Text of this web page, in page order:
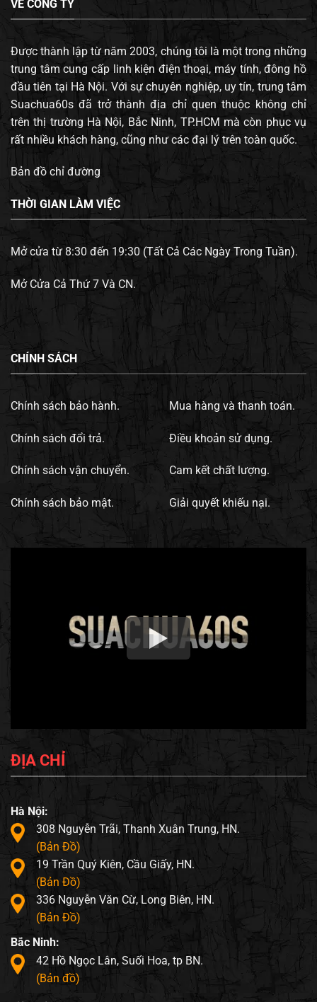
VỀ CÔNG TY
Được thành lập từ năm 2003, chúng tôi là một trong những
trung tâm cung cấp linh kiện điện thoại, máy tính, đông hồ
đầu tiên tại Hà Nội. Với sự chuyên nghiệp, uy tín, trung tâm
Suachua60s đã trở thành địa chỉ quen thuộc không chỉ
trên thị trường Hà Nội, Bắc Ninh, TP.HCM mà còn phục vụ
rất nhiều khách hàng, cũng như các đại lý trên toàn quốc.
Bản đồ chỉ đường
THỜI GIAN LÀM VIỆC
Mở cửa từ 8:30 đến 19:30 (Tất Cả Các Ngày Trong Tuần).
Mở Cửa Cả Thứ 7 Và CN.
CHÍNH SÁCH
Chính sách bảo hành.
Chính sách đổi trả.
Chính sách vận chuyển.
Chính sách bảo mật.
Mua hàng và thanh toán.
Điều khoản sử dụng.
Cam kết chất lượng.
Giải quyết khiếu nại.
ĐỊA CHỈ
Hà Nội:
308 Nguyễn Trãi, Thanh Xuân Trung, HN.
(Bản Đồ)
19 Trần Quý Kiên, Cầu Giấy, HN.
(Bản Đồ)
336 Nguyễn Văn Cừ, Long Biên, HN.
(Bản Đồ)
Bắc Ninh:
42 Hồ Ngọc Lân, Suối Hoa, tp BN.
(Bản đồ)